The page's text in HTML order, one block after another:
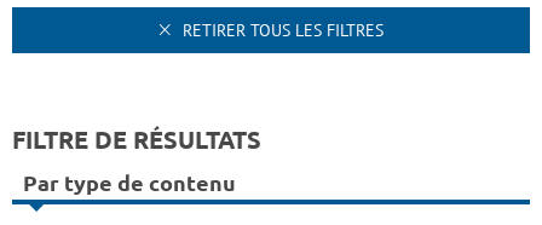
RETIRER TOUS LES FILTRES
FILTRE DE RÉSULTATS
Par type de contenu